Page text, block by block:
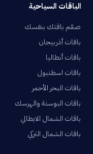
الباقات السياحية
صمّم باقتك بنفسك
باقات أذربيجان
باقات أنطاليا
باقات اسطنبول
باقات البحر الأحمر
باقات البوسنة والهرسك
باقات الشمال الايطالي
باقات الشمال التركي